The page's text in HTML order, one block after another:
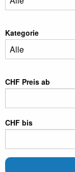
Kategorie
CHF Preis ab
CHF bis